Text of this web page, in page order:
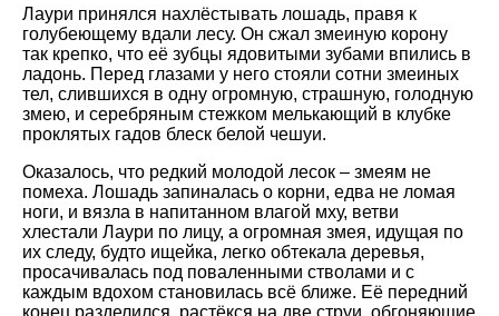
Лаури принялся нахлёстывать лошадь, правя к
голубеющему вдали лесу. Он сжал змеиную корону
так крепко, что её зубцы ядовитыми зубами впились в
ладонь. Перед глазами у него стояли сотни змеиных
тел, слившихся в одну огромную, страшную, голодную
змею, и серебряным стежком мелькающий в клубке
проклятых гадов блеск белой чешуи.
Оказалось, что редкий молодой лесок – змеям не
помеха. Лошадь запиналась о корни, едва не ломая
ноги, и вязла в напитанном влагой мху, ветви
хлестали Лаури по лицу, а огромная змея, идущая по
их следу, будто ищейка, легко обтекала деревья,
просачивалась под поваленными стволами и с
каждым вдохом становилась всё ближе. Её передний
конец разделился, растёкся на две струи, обгоняющие